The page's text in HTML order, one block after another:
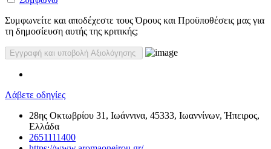
Συμφωνείτε και αποδέχεστε τους Όρους και Προϋποθέσεις μας για
τη δημοσίευση αυτής της κριτικής;
Λάβετε οδηγίες
28ης Οκτωβρίου 31, Ιωάννινα, 45333, Ιωαννίνων, Ήπειρος,
Ελλάδα
2651111400